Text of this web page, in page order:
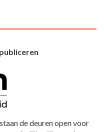
de deuren open voor